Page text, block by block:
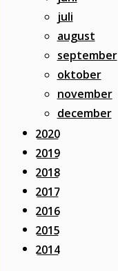
juli
august
september
oktober
november
december
2020
2019
2018
2017
2016
2015
2014